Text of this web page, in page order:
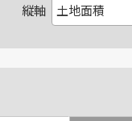
縦軸